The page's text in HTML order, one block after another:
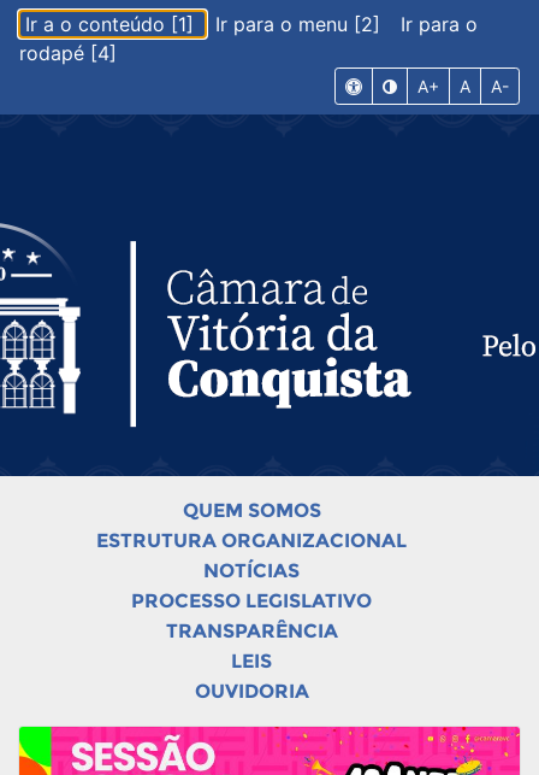
Ir a o conteúdo [1] Ir para o menu [2]
Ir para o
rodapé [4]
A+ A A-
QUEM SOMOS
ESTRUTURA ORGANIZACIONAL
NOTÍCIAS
PROCESSO LEGISLATIVO
TRANSPARÊNCIA
LEIS
OUVIDORIA